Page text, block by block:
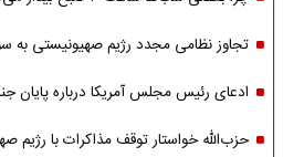
تجاوز نظامی مجدد رژیم صهیونیستی به
ادعای رئیس مجلس آمریکا درباره پایان
حزب‌الله خواستار توقف مذاکرات با رژیم